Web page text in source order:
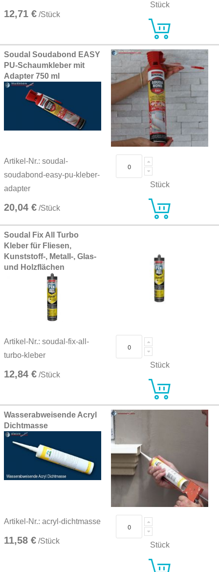
12,71 € /Stück
Stück
Soudal Soudabond EASY
PU-Schaumkleber mit
Adapter 750 ml
Artikel-Nr.: soudal-
soudabond-easy-pu-kleber-
adapter
20,04 € /Stück
Stück
Soudal Fix All Turbo
Kleber für Fliesen,
Kunststoff-, Metall-, Glas-
und Holzflächen
Artikel-Nr.: soudal-fix-all-
turbo-kleber
12,84 € /Stück
Stück
Wasserabweisende Acryl
Dichtmasse
Artikel-Nr.: acryl-dichtmasse
11,58 € /Stück Stück